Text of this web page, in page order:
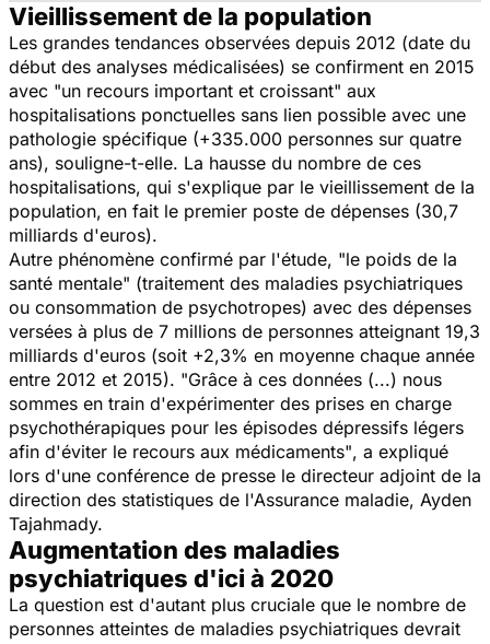
Vieillissement de la population
Les grandes tendances observées depuis 2012 (date du
début des analyses médicalisées) se confirment en 2015
avec "un recours important et croissant" aux
hospitalisations ponctuelles sans lien possible avec une
pathologie spécifique (+335.000 personnes sur quatre
ans), souligne-t-elle. La hausse du nombre de ces
hospitalisations, qui s'explique par le vieillissement de la
population, en fait le premier poste de dépenses (30,7
milliards d'euros).
Autre phénomène confirmé par l'étude, "le poids de la
santé mentale" (traitement des maladies psychiatriques
ou consommation de psychotropes) avec des dépenses
versées à plus de 7 millions de personnes atteignant 19,3
milliards d'euros (soit +2,3% en moyenne chaque année
entre 2012 et 2015). "Grâce à ces données (...) nous
sommes en train d'expérimenter des prises en charge
psychothérapiques pour les épisodes dépressifs légers
afin d'éviter le recours aux médicaments", a expliqué
lors d'une conférence de presse le directeur adjoint de la
direction des statistiques de l'Assurance maladie, Ayden
Tajahmady.
Augmentation des maladies
psychiatriques d'ici à 2020
La question est d'autant plus cruciale que le nombre de
personnes atteintes de maladies psychiatriques devrait